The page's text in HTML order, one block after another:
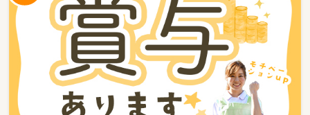
16：00～ご自宅まで送迎
17：15～片づけ、終礼、記録などの業務